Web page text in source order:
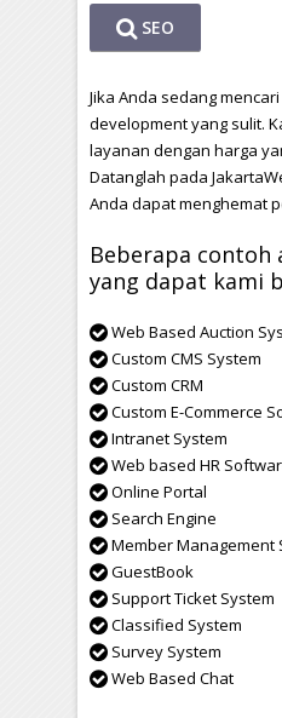
SEO
Jika Anda sedang
development yang sulit.
layanan dengan harga
Datanglah pada
Anda dapat menghemat
Beberapa contoh
yang dapat kami
Web Based Auction
Custom CMS System
Custom CRM
Custom E-Commerce
Intranet System
Web based HR
Online Portal
Search Engine
Member Management
GuestBook
Support Ticket System
Classified System
Survey System
Web Based Chat